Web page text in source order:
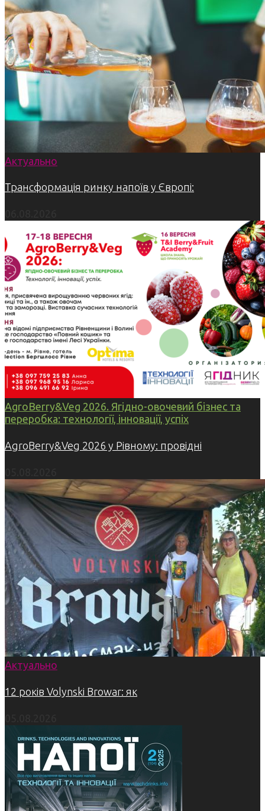
Актуально
Трансформація ринку напоїв у Європі:
AgroBerry&Veg 2026. Ягідно-овочевий бізнес та
переробка: технології, інновації, успіх
AgroBerry&Veg 2026 у Рівному: провідні
Актуально
12 років Volynski Browar: як